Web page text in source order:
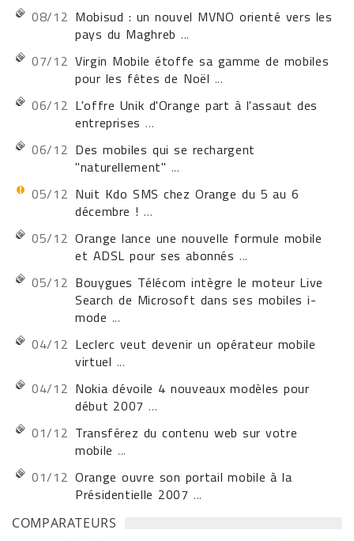
08/12 Mobisud : un nouvel MVNO orienté vers les
pays du Maghreb ...
07/12 Virgin Mobile étoffe sa gamme de mobiles
pour les fêtes de Noël ...
06/12 L'offre Unik d'Orange part à l'assaut des
entreprises ...
06/12 Des mobiles qui se rechargent
"naturellement" ...
05/12 Nuit Kdo SMS chez Orange du 5 au 6
décembre ! ...
05/12 Orange lance une nouvelle formule mobile
et ADSL pour ses abonnés ...
05/12 Bouygues Télécom intègre le moteur Live
Search de Microsoft dans ses mobiles i-
mode ...
04/12 Leclerc veut devenir un opérateur mobile
virtuel ...
04/12 Nokia dévoile 4 nouveaux modèles pour
début 2007 ...
01/12 Transférez du contenu web sur votre
mobile ...
01/12 Orange ouvre son portail mobile à la
Présidentielle 2007 ...
COMPARATEURS